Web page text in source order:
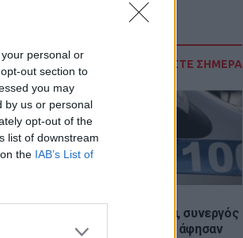
personal or
out section to
you may
by us or personal
opt-out of the
list of downstream
the IAB’s List of
ΔΙΑΒΑΣΤΕ ΣΗΜΕΡΑ
Ανω Λιόσια: Έκλεβαν καλώδια, συνεργός
έπαθε ηλεκτροπληξία και τον άφησαν